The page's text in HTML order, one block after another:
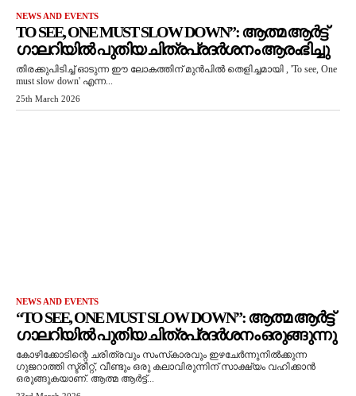
NEWS AND EVENTS
TO SEE, ONE MUST SLOW DOWN”: ആത്മ ആർട്ട്
ഗാലറിയിൽ പുതിയ ചിത്രപ്രദർശനം ആരംഭിച്ചു
തിരക്കുപിടിച്ച് ഓടുന്ന ഈ ലോകത്തിന് മുൻപിൽ തെളിച്ചമായി , 'To see, One
must slow down' എന്ന...
25th March 2026
NEWS AND EVENTS
“TO SEE, ONE MUST SLOW DOWN”: ആത്മ ആർട്ട്
ഗാലറിയിൽ പുതിയ ചിത്രപ്രദർശനം ഒരുങ്ങുന്നു
കോഴിക്കോടിന്റെ ചരിത്രവും സംസ്‌കാരവും ഇഴചേർന്നുനിൽക്കുന്ന
ഗുജറാത്തി സ്ട്രീറ്റ്, വീണ്ടും ഒരു കലാവിരുന്നിന് സാക്ഷ്യം വഹിക്കാൻ
ഒരുങ്ങുകയാണ്. ആത്മ ആർട്ട്...